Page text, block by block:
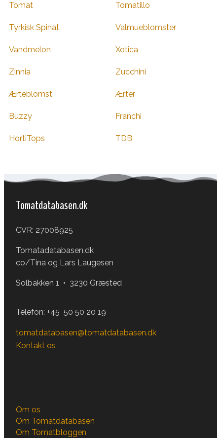
Tomat Tomatillo
Tyrkisk Spinat Valmueblomster
Vandmelon Xotica
Zinnia Zucchini
Ærteblomst Ærter
Buzzy Franchi
HortiTops TDB
Tomatdatabasen.dk
CVR: 27008925
Tomatadatabasen.dk
co/Tina og Lars Laugesen
Solbakken 1 • 3230 Græsted
Telefon: +45 50 50 20 19
tomatdatabasen@tomatdatabasen.dk
Kontakt os
Om os
Om Tomatdatabasen
Om Tomatbloggen